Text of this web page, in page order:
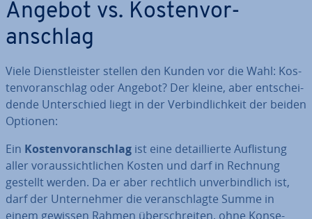
Angebot vs. Kos­ten­vor­
anschlag
Viele Dienst­leis­ter stellen den Kunden vor die Wahl: Kos­
ten­vor­anschlag oder Angebot? Der kleine, aber ent­schei­
den­de Un­ter­schied liegt in der Ver­bind­lich­keit der beiden
Optionen:
Ein Kos­ten­vor­anschlag ist eine de­tail­lier­te Auf­lis­tung
aller vor­aus­sicht­li­chen Kosten und darf in Rechnung
gestellt werden. Da er aber rechtlich un­ver­bind­lich ist,
darf der Un­ter­neh­mer die ver­an­schlag­te Summe in
einem gewissen Rahmen über­schrei­ten, ohne Kon­se­